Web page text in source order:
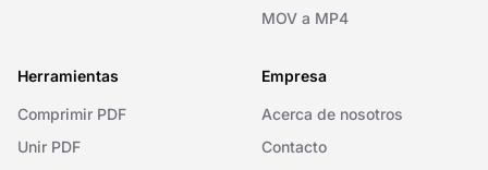
MOV a MP4
Herramientas
Comprimir PDF
Unir PDF
Empresa
Acerca de nosotros
Contacto